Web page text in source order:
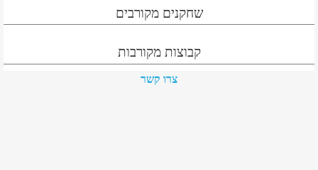
שחקנים מקורבים
קבוצות מקורבות
צרו קשר